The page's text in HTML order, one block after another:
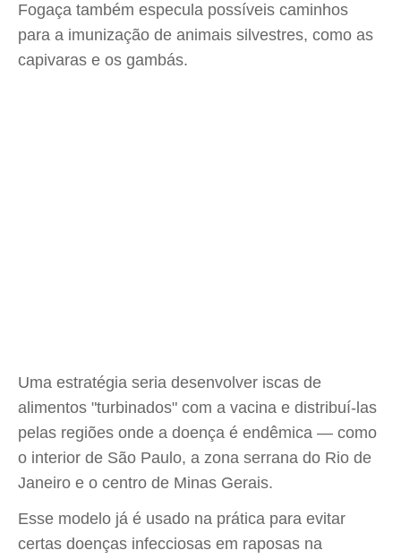
Fogaça também especula possíveis caminhos
para a imunização de animais silvestres, como as
capivaras e os gambás.
Uma estratégia seria desenvolver iscas de
alimentos "turbinados" com a vacina e distribuí-las
pelas regiões onde a doença é endêmica — como
o interior de São Paulo, a zona serrana do Rio de
Janeiro e o centro de Minas Gerais.
Esse modelo já é usado na prática para evitar
certas doenças infecciosas em raposas na